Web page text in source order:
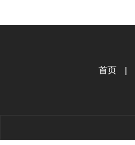
首页 |